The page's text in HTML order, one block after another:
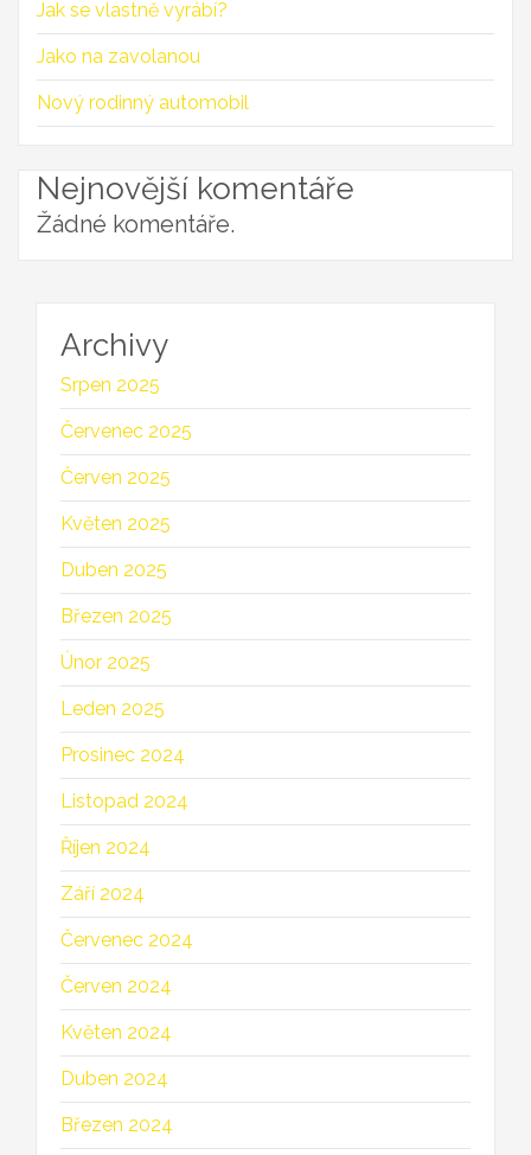
Jak se vlastně vyrábí?
Jako na zavolanou
Nový rodinný automobil
Nejnovější komentáře
Žádné komentáře.
Archivy
Srpen 2025
Červenec 2025
Červen 2025
Květen 2025
Duben 2025
Březen 2025
Únor 2025
Leden 2025
Prosinec 2024
Listopad 2024
Říjen 2024
Září 2024
Červenec 2024
Červen 2024
Květen 2024
Duben 2024
Březen 2024